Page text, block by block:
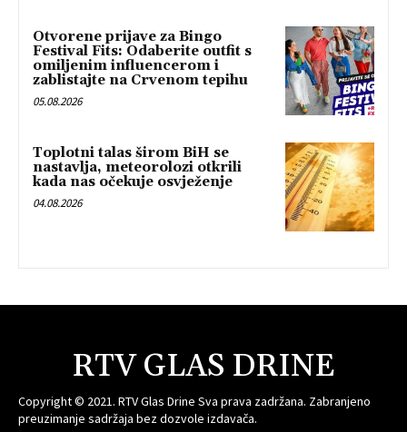
Otvorene prijave za Bingo
Festival Fits: Odaberite outfit s
omiljenim influencerom i
zablistajte na Crvenom tepihu
05.08.2026
Toplotni talas širom BiH se
nastavlja, meteorolozi otkrili
kada nas očekuje osvježenje
04.08.2026
RTV GLAS DRINE
Copyright © 2021. RTV Glas Drine Sva prava zadržana. Zabranjeno
preuzimanje sadržaja bez dozvole izdavača.